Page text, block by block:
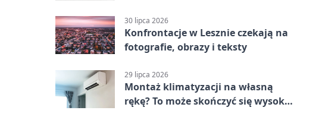
30 lipca 2026
Konfrontacje w Lesznie czekają na
fotografie, obrazy i teksty
29 lipca 2026
Montaż klimatyzacji na własną
rękę? To może skończyć się wysoką